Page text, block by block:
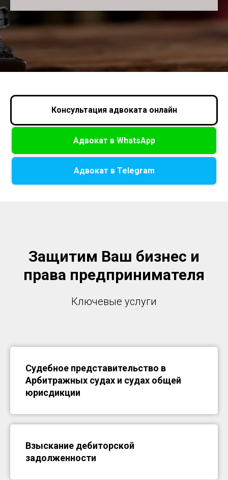
Консультация адвоката онлайн
Адвокат в WhatsApp
Адвокат в Telegram
Защитим Ваш бизнес и
права предпринимателя
Ключевые услуги
Судебное представительство в
Арбитражных судах и судах общей
юрисдикции
Взыскание дебиторской
задолженности